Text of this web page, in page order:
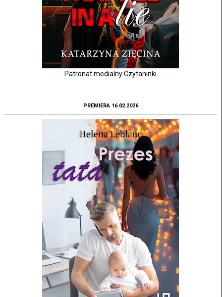
Patronat medialny Czytaninki
PREMIERA 16.02.2026